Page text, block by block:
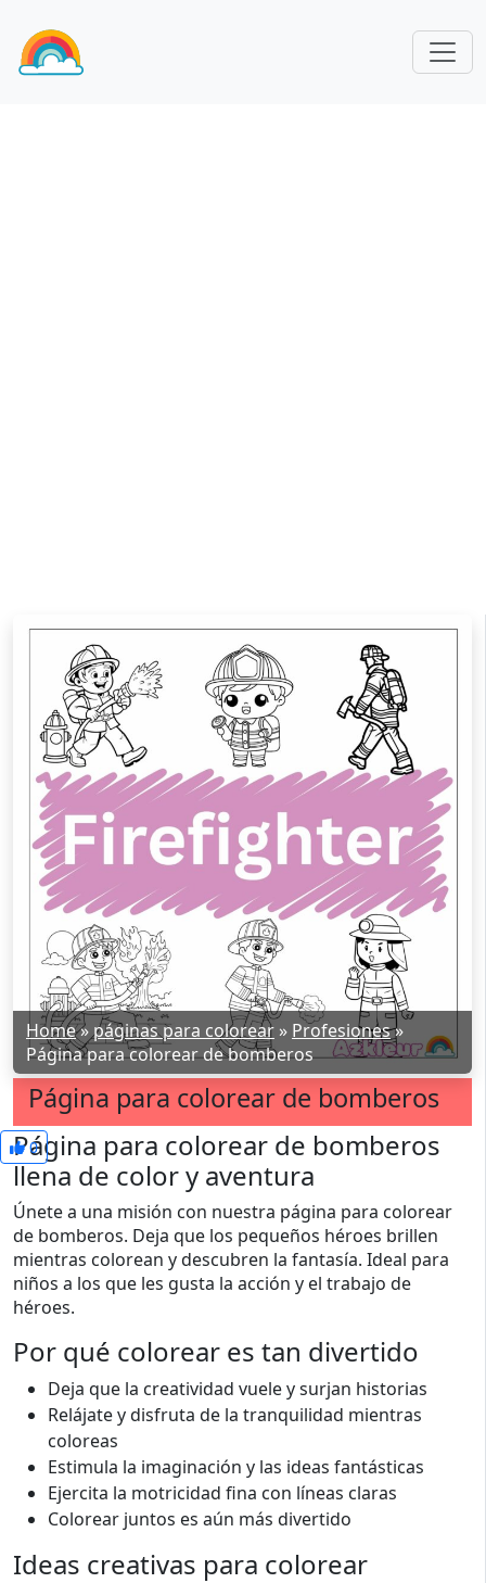
Home»páginas para colorear » Profesiones»
Página para colorear de bomberos
Página para colorear de bomberos
0
Página para colorear de bomberos
llena de color y aventura
Únete a una misión con nuestra página para colorear
de bomberos. Deja que los pequeños héroes brillen
mientras colorean y descubren la fantasía. Ideal para
niños a los que les gusta la acción y el trabajo de
héroes.
Por qué colorear es tan divertido
Deja que la creatividad vuele y surjan historias
Relájate y disfruta de la tranquilidad mientras
coloreas
Estimula la imaginación y las ideas fantásticas
Ejercita la motricidad fina con líneas claras
Colorear juntos es aún más divertido
Ideas creativas para colorear